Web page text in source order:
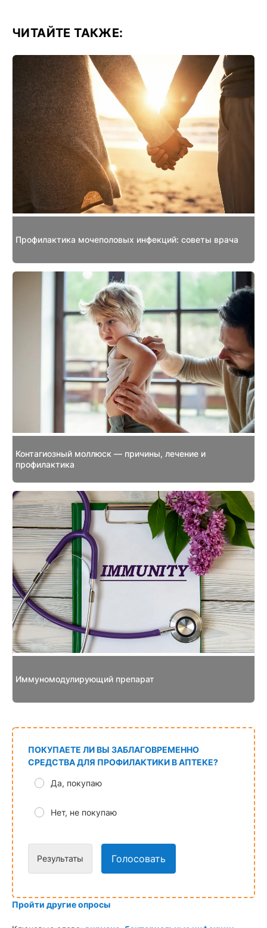
ЧИТАЙТЕ ТАКЖЕ:
Профилактика мочеполовых инфекций: советы врача
Контагиозный моллюск — причины, лечение и
профилактика
Иммуномодулирующий препарат
ПОКУПАЕТЕ ЛИ ВЫ ЗАБЛАГОВРЕМЕННО
СРЕДСТВА ДЛЯ ПРОФИЛАКТИКИ В АПТЕКЕ?
Да, покупаю
Нет, не покупаю
Результаты Голосовать
Пройти другие опросы